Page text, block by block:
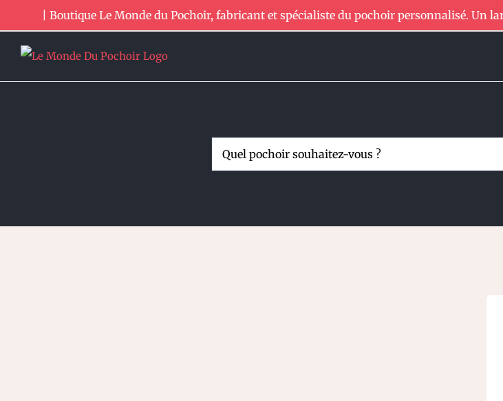
au
contenu
| Boutique Le Monde du Pochoir, fabricant et spécialiste du pochoir personnalisé. Un
Rechercher: